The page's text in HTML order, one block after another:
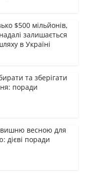
$500 мільйонів,
залишається
в Україні
та зберігати
поради
весною для
дієві поради